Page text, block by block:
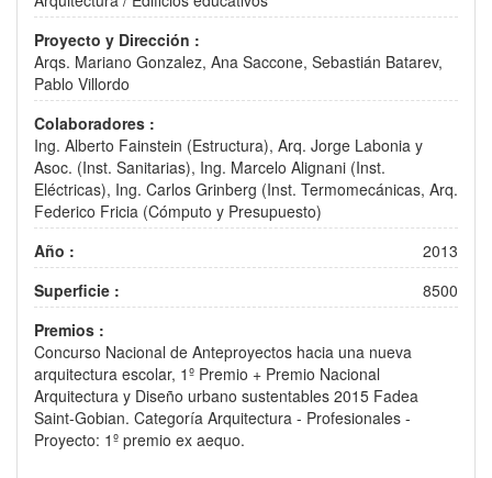
Proyecto y Dirección :
Arqs. Mariano Gonzalez, Ana Saccone, Sebastián Batarev,
Pablo Villordo
Colaboradores :
Ing. Alberto Fainstein (Estructura), Arq. Jorge Labonia y
Asoc. (Inst. Sanitarias), Ing. Marcelo Alignani (Inst.
Eléctricas), Ing. Carlos Grinberg (Inst. Termomecánicas, Arq.
Federico Fricia (Cómputo y Presupuesto)
Año :
2013
Superficie :
8500
Premios :
Concurso Nacional de Anteproyectos hacia una nueva
arquitectura escolar, 1º Premio + Premio Nacional
Arquitectura y Diseño urbano sustentables 2015 Fadea
Saint-Gobian. Categoría Arquitectura - Profesionales -
Proyecto: 1º premio ex aequo.